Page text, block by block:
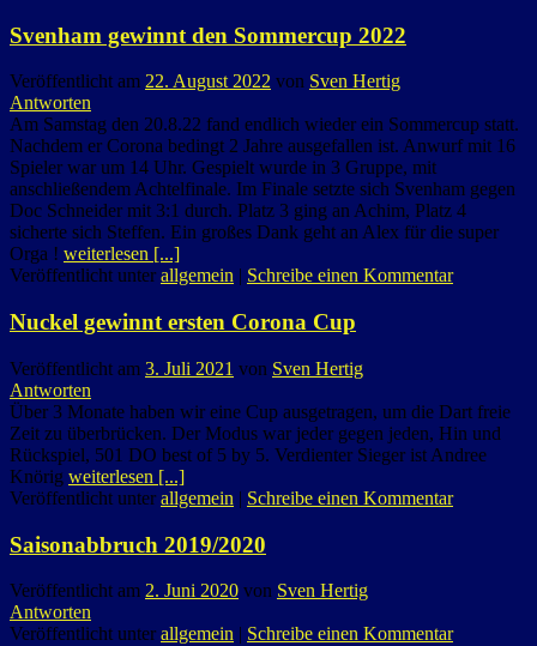
Svenham gewinnt den Sommercup 2022
Veröffentlicht am 22. August 2022 von Sven Hertig
Antworten
Am Samstag den 20.8.22 fand endlich wieder ein Sommercup statt.
Nachdem er Corona bedingt 2 Jahre ausgefallen ist. Anwurf mit 16
Spieler war um 14 Uhr. Gespielt wurde in 3 Gruppe, mit
anschließendem Achtelfinale. Im Finale setzte sich Svenham gegen
Doc Schneider mit 3:1 durch. Platz 3 ging an Achim, Platz 4
sicherte sich Steffen. Ein großes Dank geht an Alex für die super
Orga ! weiterlesen [...]
Veröffentlicht unter allgemein | Schreibe einen Kommentar
Nuckel gewinnt ersten Corona Cup
Veröffentlicht am 3. Juli 2021 von Sven Hertig
Antworten
Über 3 Monate haben wir eine Cup ausgetragen, um die Dart freie
Zeit zu überbrücken. Der Modus war jeder gegen jeden, Hin und
Rückspiel, 501 DO best of 5 by 5. Verdienter Sieger ist Andree
Knörig weiterlesen [...]
Veröffentlicht unter allgemein | Schreibe einen Kommentar
Saisonabbruch 2019/2020
Veröffentlicht am 2. Juni 2020 von Sven Hertig
Antworten
Veröffentlicht unter allgemein | Schreibe einen Kommentar